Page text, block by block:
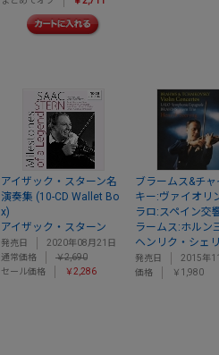
アイザック・スターン名
演奏集 (10-CD Wallet Bo
x)
アイザック・スターン
発売日
2020年08月21日
通常価格
￥2,690
セール価格
￥2,286
ブラームス&チ
キー:ヴァイオリ
ラロ:スペイン交
ラームス:ホルン
ヘンリク・シェ
発売日
2015年
価格
￥1,980